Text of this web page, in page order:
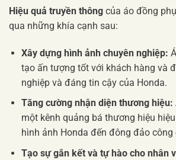
Hiệu quả truyền thông của áo đồng
qua những khía cạnh sau:
Xây dựng hình ảnh chuyên nghiệp:
tạo ấn tượng tốt với khách hàng và
nghiệp và đáng tin cậy của Honda.
Tăng cường nhận diện thương hiệu:
một kênh quảng bá thương hiệu
hình ảnh Honda đến đông đảo công
Tạo sự gắn kết và tự hào cho nhân